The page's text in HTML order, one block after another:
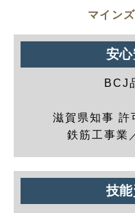
マイン
安
BCJ
滋賀県知事
鉄筋工事業
技